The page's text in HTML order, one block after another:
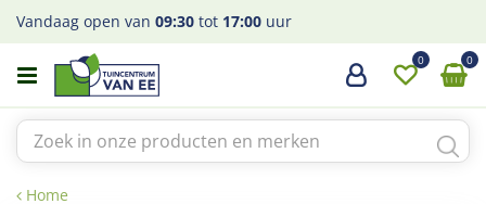
a
Home
Vandaag open van 09:30 tot 17:00 uur